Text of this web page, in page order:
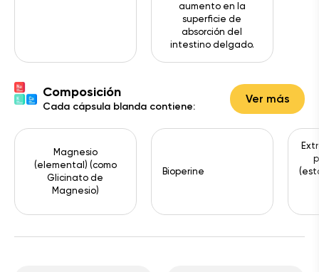
aumento en la
superficie de
absorción del
intestino delgado.
Composición
Cada cápsula blanda contiene:
Ver más
Magnesio
(elemental) (como
Glicinato de
Magnesio)
Bioperine